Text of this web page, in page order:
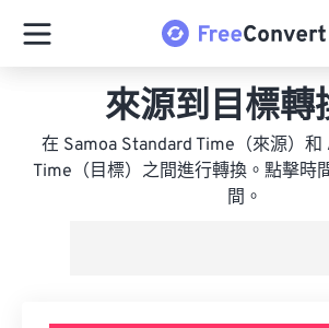
來源到目標轉
在 Samoa Standard Time（來源）
Time（目標）之間進行轉換。點擊時
間。